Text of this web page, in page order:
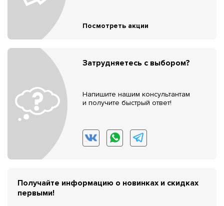
Посмотреть акции
Затрудняетесь с выбором?
Напишите нашим консультантам
и получите быстрый ответ!
Получайте информацию о новинках и скидках
первыми!